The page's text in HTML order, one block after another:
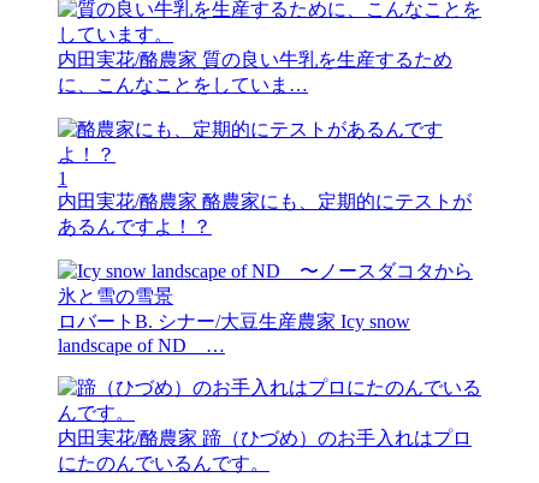
内田実花/酪農家 質の良い牛乳を生産するため
に、こんなことをしていま…
1
内田実花/酪農家 酪農家にも、定期的にテストが
あるんですよ！？
ロバートB. シナー/大豆生産農家 Icy snow
landscape of ND …
内田実花/酪農家 蹄（ひづめ）のお手入れはプロ
にたのんでいるんです。